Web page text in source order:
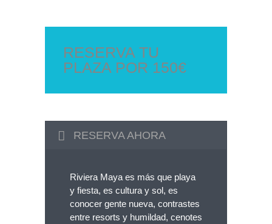
RESERVA TU
PLAZA POR 150€
RESERVA AHORA
Riviera Maya es más que playa
y fiesta, es cultura y sol, es
conocer gente nueva, contrastes
entre resorts y humildad, cenotes